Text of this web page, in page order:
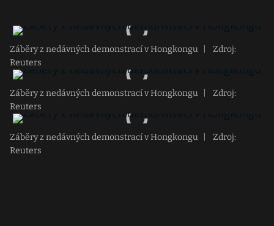
Záběry z nedávných demonstrací v Hongkongu
Zdroj:
Reuters
Záběry z nedávných demonstrací v Hongkongu
Zdroj:
Reuters
Záběry z nedávných demonstrací v Hongkongu
Zdroj:
Reuters